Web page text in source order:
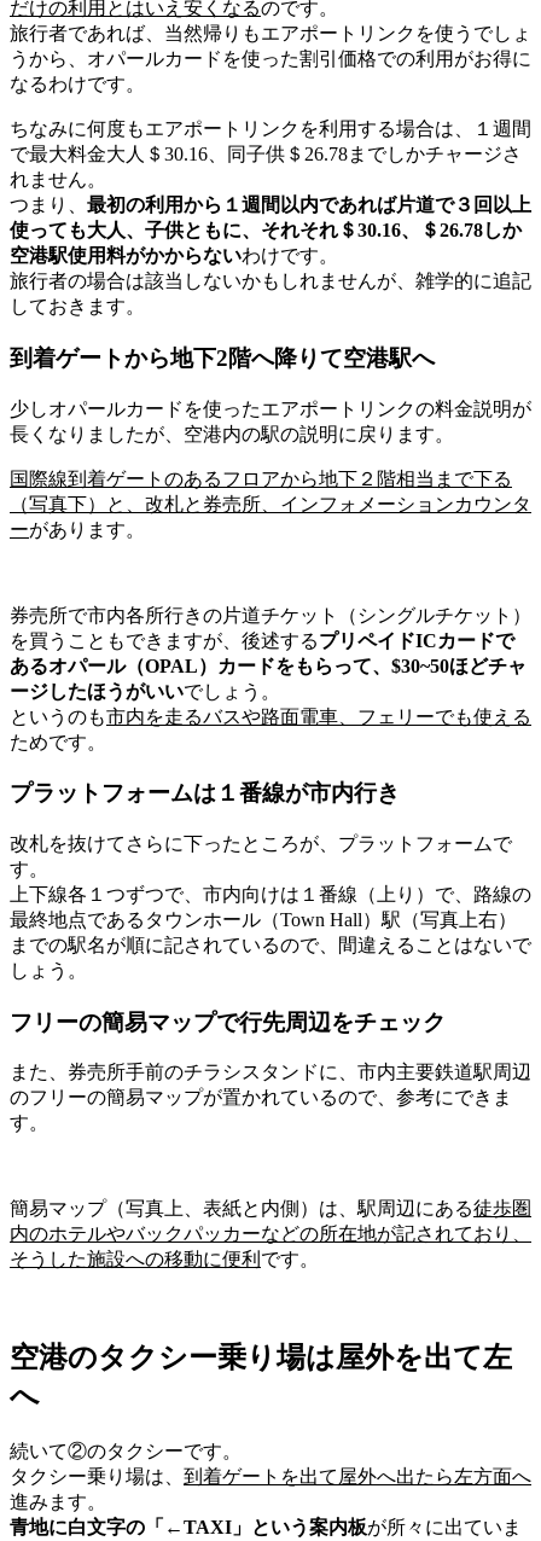
だけの利用とはいえ安くなるのです。
旅行者であれば、当然帰りもエアポートリンクを使うでしょ
うから、オパールカードを使った割引価格での利用がお得に
なるわけです。
ちなみに何度もエアポートリンクを利用する場合は、１週間
で最大料金大人＄30.16、同子供＄26.78までしかチャージさ
れません。
つまり、 最初の利用から１週間以内であれば片道で３回以上
使っても大人、子供ともに、それそれ＄30.16、＄26.78しか
空港駅使用料がかからないわけです。
旅行者の場合は該当しないかもしれませんが、雑学的に追記
しておきます。
到着ゲートから地下2階へ降りて空港駅へ
少しオパールカードを使ったエアポートリンクの料金説明が
長くなりましたが、空港内の駅の説明に戻ります。
国際線到着ゲートのあるフロアから地下２階相当まで下る
（写真下）と、改札と券売所、インフォメーションカウンタ
ーがあります。
券売所で市内各所行きの片道チケット（シングルチケット）
を買うこともできますが、後述するプリペイドICカードで
あるオパール（OPAL）カードをもらって、$30~50ほどチャ
ージしたほうがいいでしょう。
というのも市内を走るバスや路面電車 フェリーでも使える
ためです。
プラットフォームは１番線が市内行き
改札を抜けてさらに下ったところが、 プラットフォームで
す。
上下線各１つずつで、市内向けは １番線 （上り） で、路線の
最終地点であるタウンホール（Town Hall）駅（写真上右）
までの駅名が順に記されているので、間違えることはないで
しょう。
フリーの簡易マップで行先周辺をチェック
また、券売所手前のチラシスタンドに、 市内主要鉄道駅周辺
のフリーの簡易マップが置かれているので、参考にできま
す。
簡易マップ（写真上、表紙と内側）は、駅周辺にある徒歩圏
内のホテルやバックパッカーなどの所在地が記されており、
そうした施設への移動に便利 です。
空港のタクシー乗り場は屋外を出て左
へ
続いて②のタクシーです。
タクシー乗り場は、 到着ゲートを出て屋外へ出たら左方面へ
進みます。
青地に白文字の「←TAXI」という案内板が所々に出ていま